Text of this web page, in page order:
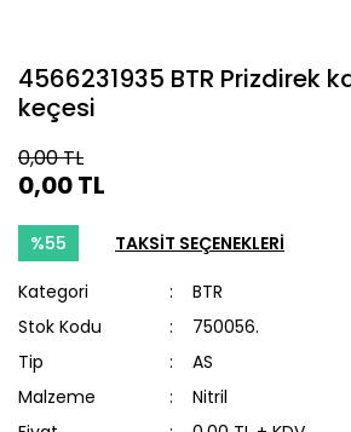
4566231935 BTR Prizdirek
keçesi
0,00 TL
0,00 TL
%55 TAKSİT SEÇENEKLERİ
Kategori
BTR
Stok Kodu
750056.
Tip
AS
Malzeme
Nitril